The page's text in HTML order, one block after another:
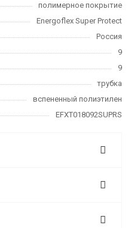
полимерное покрытие
Energoflex Super Protect
Россия
9
9
трубка
вспененный полиэтилен
EFXT018092SUPRS